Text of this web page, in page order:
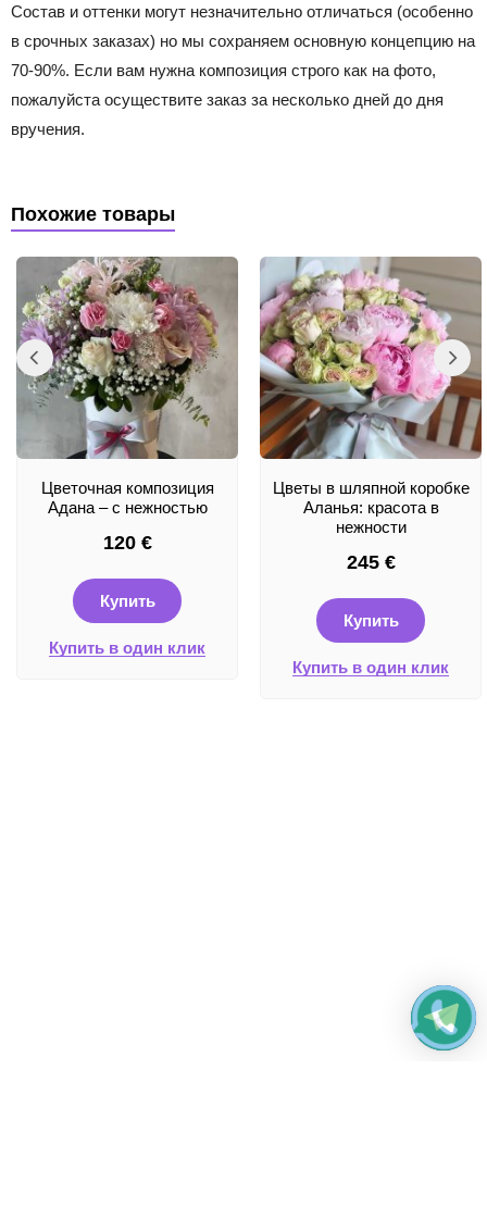
Состав и оттенки могут незначительно отличаться (особенно
в срочных заказах) но мы сохраняем основную концепцию на
70-90%. Если вам нужна композиция строго как на фото,
пожалуйста осуществите заказ за несколько дней до дня
вручения.
Похожие товары
Цветочная композиция
Адана – с нежностью
120 €
Купить
Купить в один клик
Цветы в шляпной коробке
Аланья: красота в
нежности
245 €
Купить
Купить в один клик